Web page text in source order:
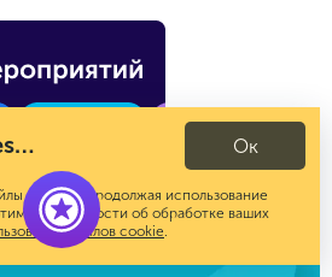
cookies. Продолжая использование
Подробности об обработке ваших
файлов cookie.
Ок